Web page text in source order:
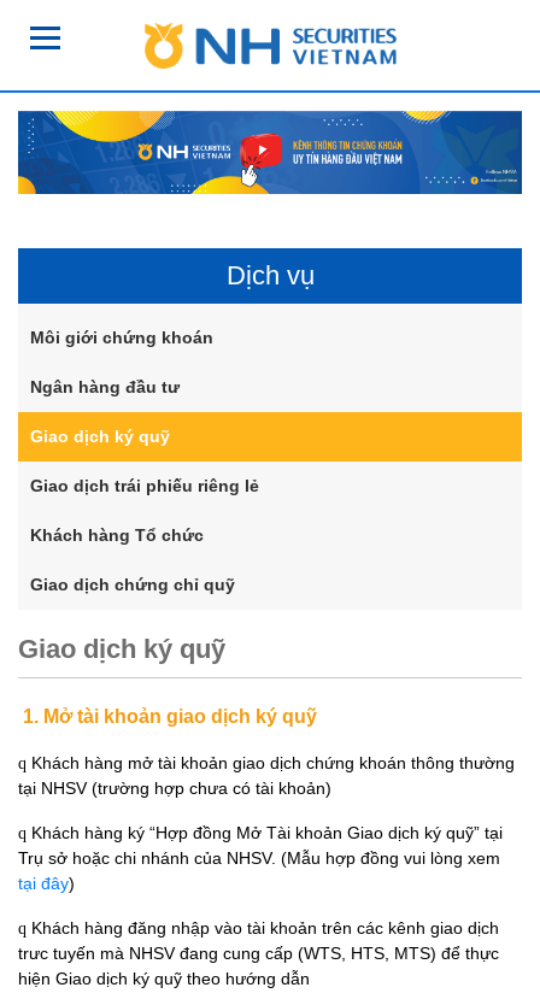
Dịch vụ
Môi giới chứng khoán
Ngân hàng đầu tư
Giao dịch ký quỹ
Giao dịch trái phiếu riêng lẻ
Khách hàng Tổ chức
Giao dịch chứng chỉ quỹ
Giao dịch ký quỹ
1. Mở tài khoản giao dịch ký quỹ
q Khách hàng mở tài khoản giao dịch chứng khoán thông thường
tại NHSV (trường hợp chưa có tài khoản)
q Khách hàng ký “Hợp đồng Mở Tài khoản Giao dịch ký quỹ” tại
Trụ sở hoặc chi nhánh của NHSV. (Mẫu hợp đồng vui lòng xem
tại đây)
q Khách hàng đăng nhập vào tài khoản trên các kênh giao dịch
trưc tuyến mà NHSV đang cung cấp (WTS, HTS, MTS) để thực
hiện Giao dịch ký quỹ theo hướng dẫn